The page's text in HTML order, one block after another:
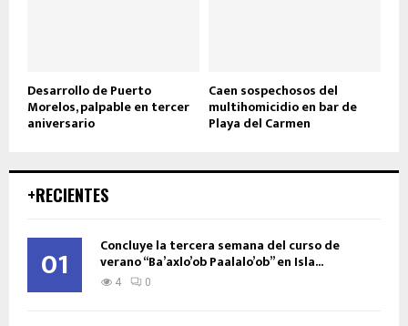
Desarrollo de Puerto
Morelos, palpable en tercer
aniversario
Caen sospechosos del
multihomicidio en bar de
Playa del Carmen
+RECIENTES
01 Concluye la tercera semana del curso de
verano “Ba’axlo’ob Paalalo’ob” en Isla...
4 0